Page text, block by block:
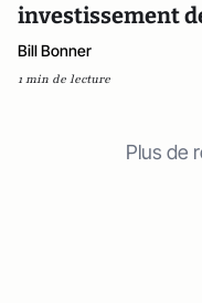
investissement
Bill Bonner
1 min de lecture
Plus de